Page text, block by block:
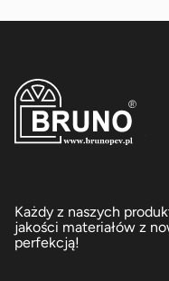
Każdy z naszych
jakości materiałów z
perfekcją!